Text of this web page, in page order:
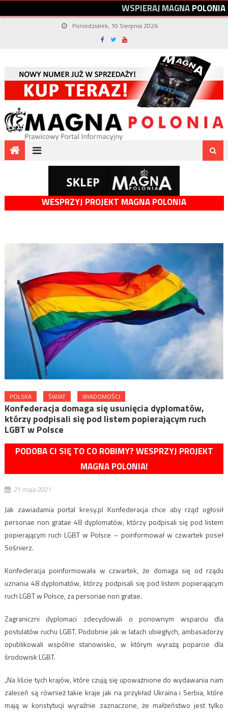
WSPIERAJMAGNAPOLONIA
Poniedziałek, 10 Sierpnia 2026
WESPRZYJ PROJEKT MAGNA POLONIA
POLSKA ŚWIAT WIADOMOŚCI
Konfederacja domaga się usunięcia dyplomatów,
którzy podpisali się pod listem popierającym ruch
LGBT w Polsce
PODOBA CI SIĘ TO CO ROBIMY? WESPRZYJ PROJEKT
MAGNA POLONIA!
21 maja 2021
Jak zawiadamia portal kresy.pl Konfederacja chce aby rząd ogłosił
personae non gratae 48 dyplomatów, którzy podpisali się pod listem
popierającym ruch LGBT w Polsce – poinformował w czwartek poseł
Sośnierz.
Konfederacja poinformowała w czwartek, że domaga się od rządu
uznania 48 dyplomatów, którzy podpisali się pod listem popierającym
ruch LGBT w Polsce, za personae non gratae.
Zagraniczni dyplomaci zdecydowali o ponownym wsparciu dla
postulatów ruchu LGBT. Podobnie jak w latach ubiegłych, ambasadorzy
opublikowali wspólne stanowisko, w którym wyrażą poparcie dla
środowisk LGBT.
„Na liście tych krajów, które czują się upoważnione do wydawania nam
zaleceń są również takie kraje jak na przykład Ukraina i Serbia, które
mają w konstytucji wyraźnie zaznaczone, że małżeństwo jest tylko